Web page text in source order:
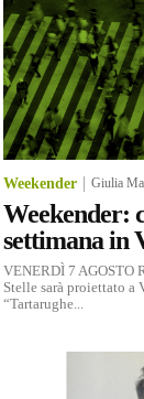
Weekender Giulia
Weekender:
settimana in
VENERDÌ 7 AGOSTO
Stelle sarà proiettato
“Tartarughe...